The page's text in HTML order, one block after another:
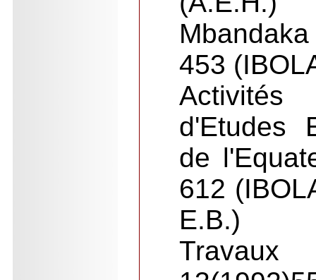
453
d'Etudes
de
612
E.B.)